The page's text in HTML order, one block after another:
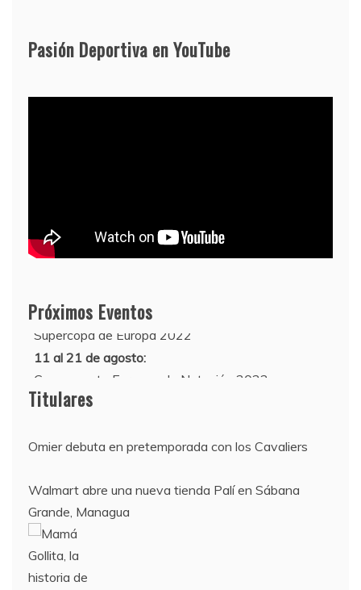
Pasión Deportiva en YouTube
Próximos Eventos
10 de agosto:
Supercopa de Europa 2022
11 al 21 de agosto:
Campeonato Europeo de Natación 2022
Titulares
Omier debuta en pretemporada con los Cavaliers
Walmart abre una nueva tienda Palí en Sábana
Grande, Managua